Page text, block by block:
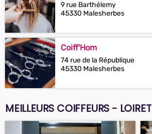
9 rue Barthélemy
45330 Malesherbes
Coiff'Hom
74 rue de la République
45330 Malesherbes
MEILLEURS COIFFEURS - LOIRET